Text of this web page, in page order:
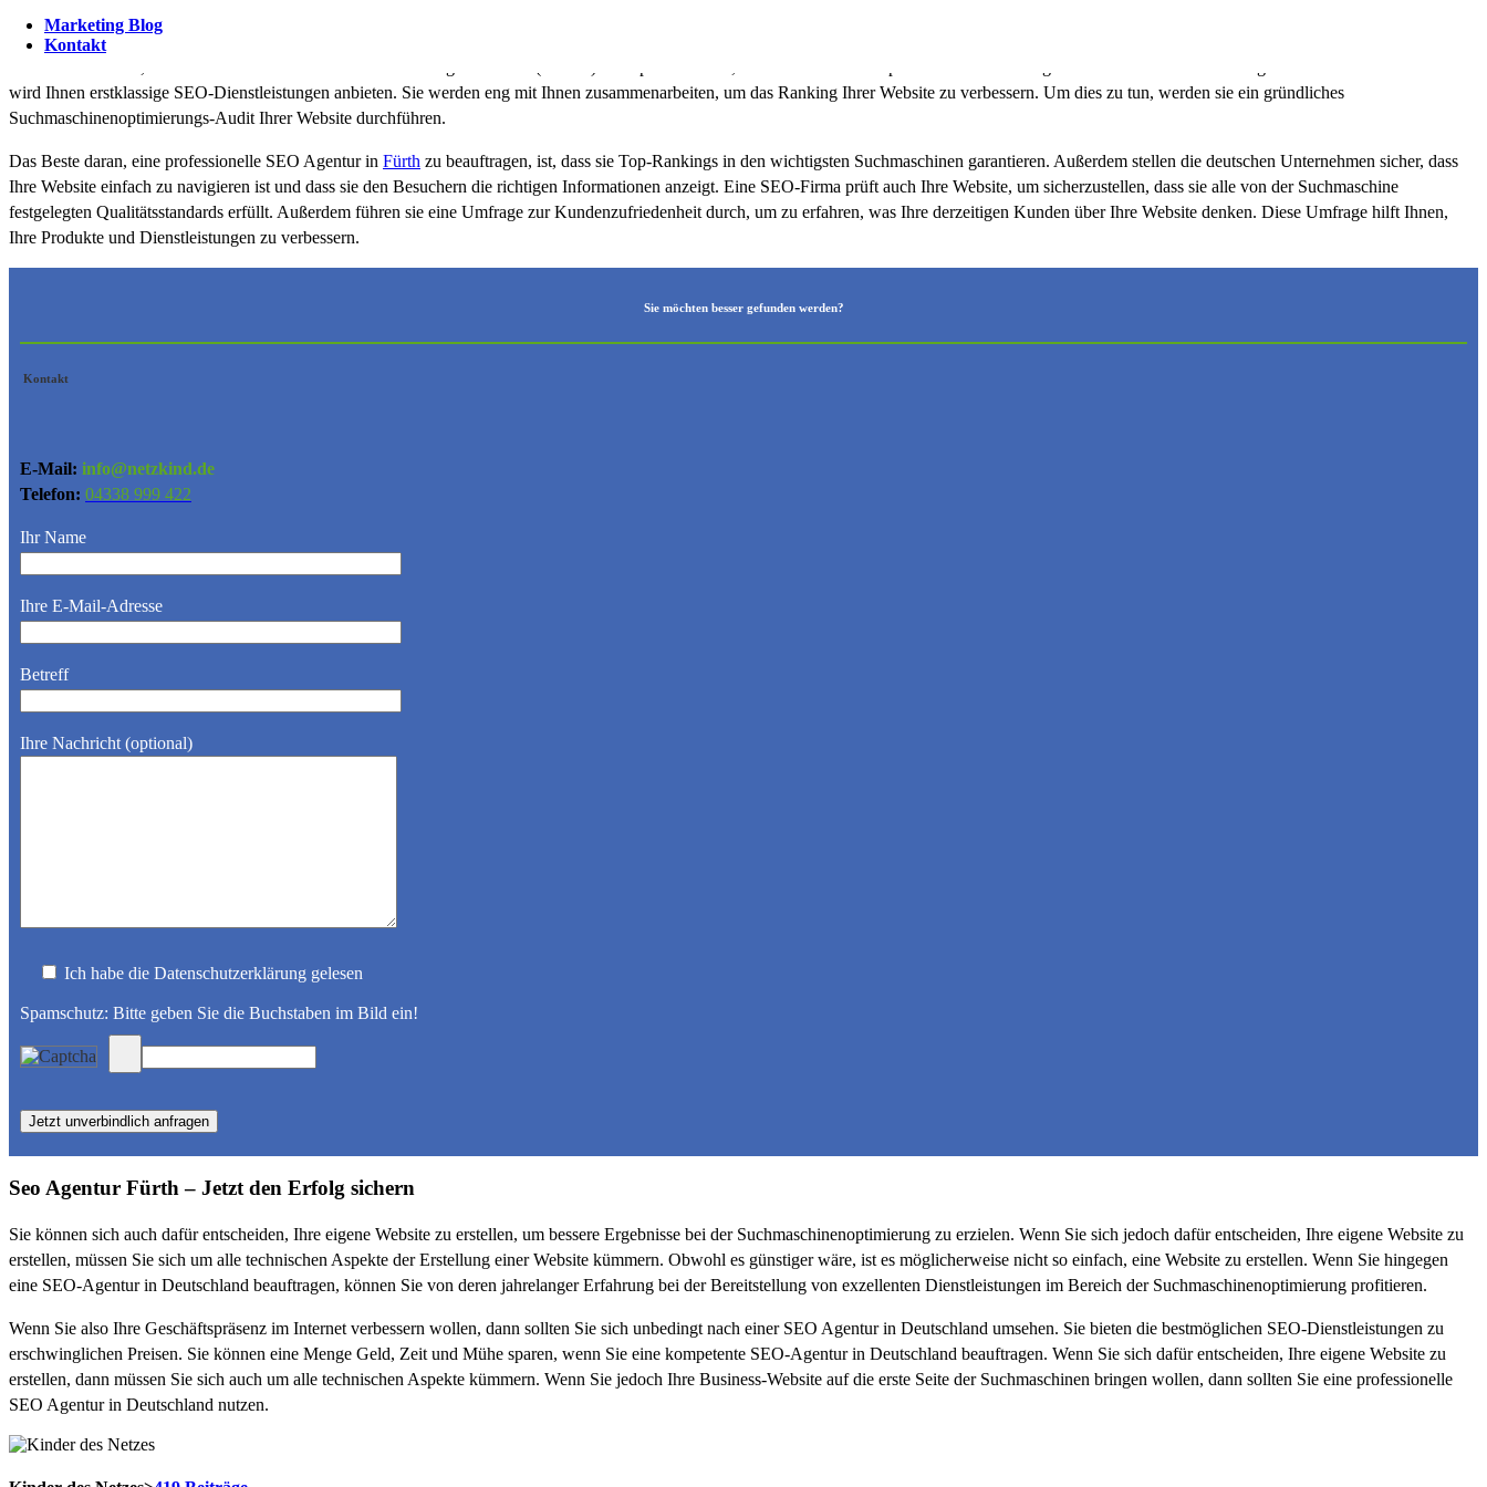
Marketing Blog
Kontakt
bekommt, dann wird es sehr schwierig, Kunden in Käufer umzuwandeln.
wird Ihnen erstklassige SEO-Dienstleistungen anbieten. Sie werden eng mit Ihnen zusammenarbeiten, um das Ranking Ihrer Website zu verbessern. Um dies zu tun, werden sie ein gründliches
Suchmaschinenoptimierungs-Audit Ihrer Website durchführen.
Das Beste daran, eine professionelle SEO Agentur in Fürth zu beauftragen, ist, dass sie Top-Rankings in den wichtigsten Suchmaschinen garantieren. Außerdem stellen die deutschen Unternehmen sicher, dass
Ihre Website einfach zu navigieren ist und dass sie den Besuchern die richtigen Informationen anzeigt. Eine SEO-Firma prüft auch Ihre Website, um sicherzustellen, dass sie alle von der Suchmaschine
festgelegten Qualitätsstandards erfüllt. Außerdem führen sie eine Umfrage zur Kundenzufriedenheit durch, um zu erfahren, was Ihre derzeitigen Kunden über Ihre Website denken. Diese Umfrage hilft Ihnen,
Ihre Produkte und Dienstleistungen zu verbessern.
Sie möchten besser gefunden werden?
Kontakt
E-Mail: info@netzkind.de
Telefon: 04338 999 422
Ihr Name
Ihre E-Mail-Adresse
Betreff
Ihre Nachricht (optional)
Ich habe die Datenschutzerklärung gelesen
Spamschutz: Bitte geben Sie die Buchstaben im Bild ein!
Seo Agentur Fürth – Jetzt den Erfolg sichern
Sie können sich auch dafür entscheiden, Ihre eigene Website zu erstellen, um bessere Ergebnisse bei der Suchmaschinenoptimierung zu erzielen. Wenn Sie sich jedoch dafür entscheiden, Ihre eigene Website zu
erstellen, müssen Sie sich um alle technischen Aspekte der Erstellung einer Website kümmern. Obwohl es günstiger wäre, ist es möglicherweise nicht so einfach, eine Website zu erstellen. Wenn Sie hingegen
eine SEO-Agentur in Deutschland beauftragen, können Sie von deren jahrelanger Erfahrung bei der Bereitstellung von exzellenten Dienstleistungen im Bereich der Suchmaschinenoptimierung profitieren.
Wenn Sie also Ihre Geschäftspräsenz im Internet verbessern wollen, dann sollten Sie sich unbedingt nach einer SEO Agentur in Deutschland umsehen. Sie bieten die bestmöglichen SEO-Dienstleistungen zu
erschwinglichen Preisen. Sie können eine Menge Geld, Zeit und Mühe sparen, wenn Sie eine kompetente SEO-Agentur in Deutschland beauftragen. Wenn Sie sich dafür entscheiden, Ihre eigene Website zu
erstellen, dann müssen Sie sich auch um alle technischen Aspekte kümmern. Wenn Sie jedoch Ihre Business-Website auf die erste Seite der Suchmaschinen bringen wollen, dann sollten Sie eine professionelle
SEO Agentur in Deutschland nutzen.